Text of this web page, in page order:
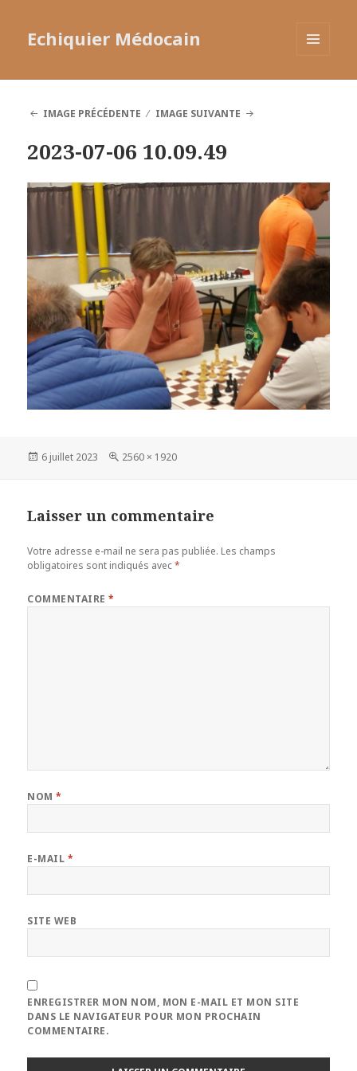
Echiquier Médocain
IMAGE PRÉCÉDENTE
IMAGE SUIVANTE
2023-07-06 10.09.49
Publié
6 juillet 2023
Taille
2560 × 1920
Laisser un commentaire
Votre adresse e-mail ne sera pas publiée. Les champs
obligatoires sont indiqués avec*
COMMENTAIRE*
NOM*
E-MAIL *
SITE WEB
ENREGISTRER MON NOM, MON E-MAIL ET MON SITE
DANS LE NAVIGATEUR POUR MON PROCHAIN
COMMENTAIRE.